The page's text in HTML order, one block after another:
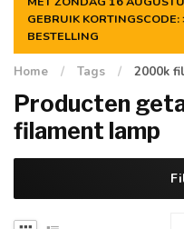
GEBRUIK
BESTELLING
Home / Tags / 2000k
Producten
filament lamp